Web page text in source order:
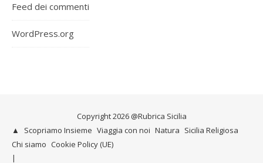
Feed dei commenti
WordPress.org
Copyright 2026 @Rubrica Sicilia
▲
Scopriamo Insieme Viaggia con noi Natura Sicilia Religiosa
Chi siamo Cookie Policy (UE)